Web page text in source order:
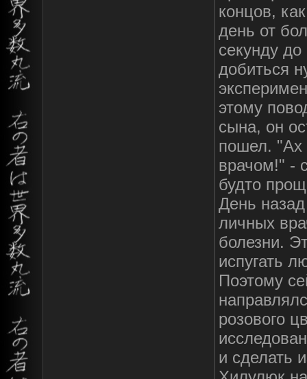
концов,
день от
секунду
добиться
этому
сына, он
пошел. "Ах
врачом!" -
будто
День
личных
болезни.
испугать
Поэтому
розового
и сделать